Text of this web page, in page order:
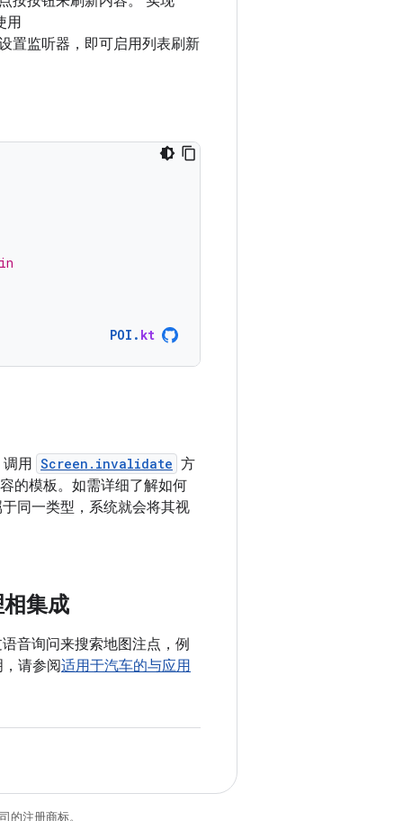
用
置监听器，即可启用列表刷新
POI . kt
用 Screen.invalidate 方
的模板。如需详细了解如何
同一类型，系统就会将其视
集成
音询问来搜索地图注点，例
请参阅适用于汽车的与应用
的注册商标。